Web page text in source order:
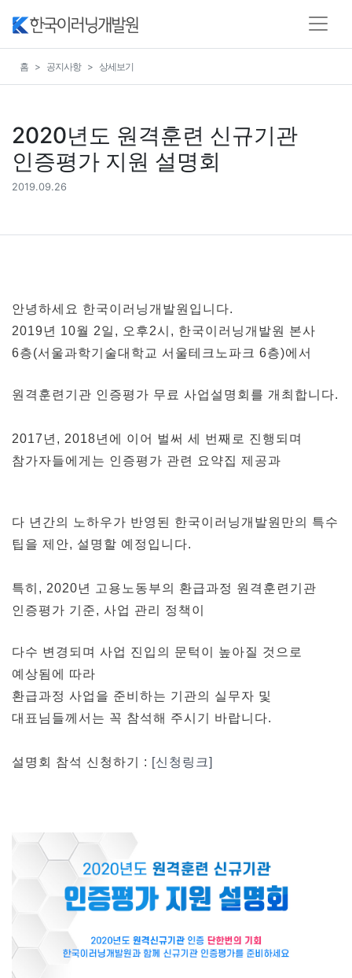
홈 공지사항 상세보기
2020년도 원격훈련 신규기관
인증평가 지원 설명회
2019.09.26
안녕하세요 한국이러닝개발원입니다.
2019년 10월 2일, 오후2시, 한국이러닝개발원 본사
6층(서울과학기술대학교 서울테크노파크 6층)에서
원격훈련기관 인증평가 무료 사업설명회를 개최합니다.
2017년, 2018년에 이어 벌써 세 번째로 진행되며
참가자들에게는 인증평가 관련 요약집 제공과
다 년간의 노하우가 반영된 한국이러닝개발원만의 특수
팁을 제안, 설명할 예정입니다.
특히, 2020년 고용노동부의 환급과정 원격훈련기관
인증평가 기준, 사업 관리 정책이
다수 변경되며 사업 진입의 문턱이 높아질 것으로
예상됨에 따라
환급과정 사업을 준비하는 기관의 실무자 및
대표님들께서는 꼭 참석해 주시기 바랍니다.
설명회 참석 신청하기 : [신청링크]